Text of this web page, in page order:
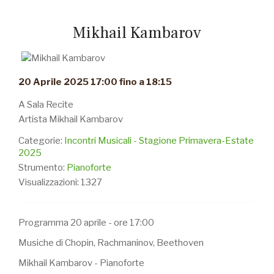
Mikhail Kambarov
20 Aprile 2025 17:00 fino a 18:15
A Sala Recite
Artista Mikhail Kambarov
Categorie: Incontri Musicali - Stagione Primavera-Estate
2025
Strumento: Pianoforte
Visualizzazioni: 1327
Programma 20 aprile - ore 17:00
Musiche di Chopin, Rachmaninov, Beethoven
Mikhail Kambarov - Pianoforte